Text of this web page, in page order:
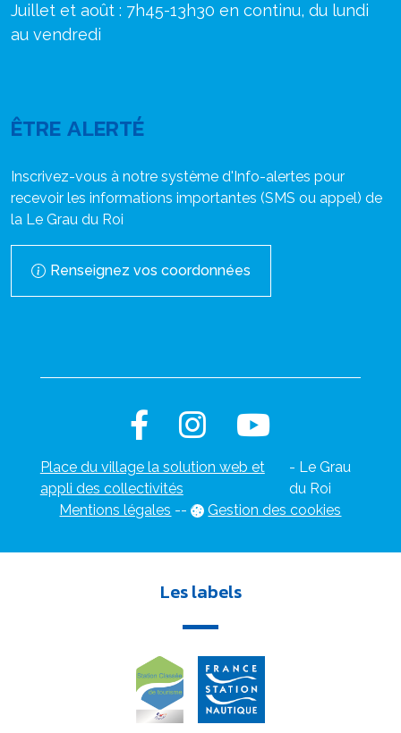
Juillet et août : 7h45-13h30 en continu, du lundi
au vendredi
ÊTRE ALERTÉ
Inscrivez-vous à notre système d'Info-alertes pour
recevoir les informations importantes (SMS ou appel) de
la Le Grau du Roi
Renseignez vos coordonnées
Place du village la solution web et
appli des collectivités
- Le Grau
du Roi
Mentions légales -- Gestion des cookies
Les labels